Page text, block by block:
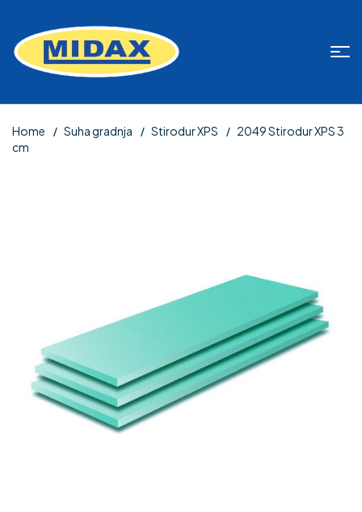
Home Suha gradnja Stirodur XPS
2049 Stirodur XPS 3
cm